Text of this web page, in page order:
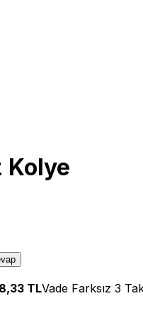
Kolye
TLVade Farksız 3